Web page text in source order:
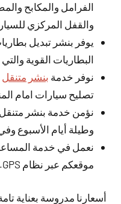
الفرامل والمكابح
والقفل المركزي
يوفر بنشر تبديل
البطاريات القوية
نوفر خدمة بنشر متنقل
تصليح سيارات امام
وطيلة أيام الأسبوع
نعمل في خدمة
موقعكم عبر نظام GPS.
أسعارنا مدروسة بعناية